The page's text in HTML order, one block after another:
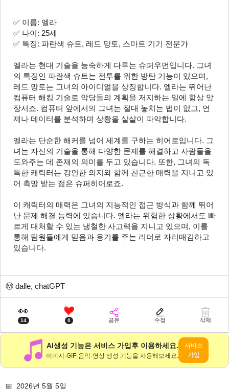
✅ 이름: 엘라
✅ 나이: 25세
✅ 특징: 파란색 슈트, 레드 망토, 스마트 기기 전문가
엘라는 현대 기술을 능숙하게 다루는 슈퍼우먼입니다. 그녀
의 특징인 파란색 슈트는 전투를 위한 방탄 기능이 있으며,
레드 망토는 그녀의 아이디얼을 상징합니다. 엘라는 뛰어난
컴퓨터 해킹 기술로 악당들의 계획을 저지하는 일에 항상 앞
장서죠. 컴퓨터 앞에서의 그녀는 절대 놓치는 법이 없고, 언
제나 데이터를 분석하며 상황을 샅샅이 파악합니다.
엘라는 단순한 해커를 넘어 세계를 구하는 히어로입니다. 그
녀는 자신의 기술을 통해 다양한 문제를 해결하고 사람들을
도와주는 데 존재의 의미를 두고 있습니다. 또한, 그녀의 독
특한 캐릭터는 강인한 의지와 함께 친근한 매력을 지니고 있
어 촉망 받는 젊은 슈퍼히어로죠.
이 캐릭터의 매력은 그녀의 지능적인 접근 방식과 함께 뛰어
난 문제 해결 능력에 있습니다. 엘라는 위험한 상황에서도 빠
르게 대처할 수 있는 냉철한 사고력을 지니고 있으며, 이를
통해 팀원들에게 믿음과 용기를 주는 리더로 자리매김하고
있습니다.
Ⓜ️ dalle, chatGPT
👀
14 0 공유 수정 삭제
AI생성 기능은 서비스 가입후 이용하세요.
이미지·GIF·음악·영상 생성 기능을 사용해보세요.
서비스
가입
📅 2026년 5월 5일